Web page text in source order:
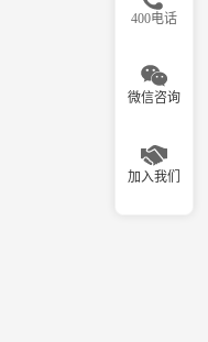
400电话
微信咨询
加入我们